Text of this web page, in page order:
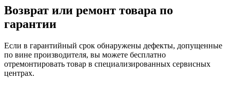
Возврат или ремонт товара по
гарантии
Если в гарантийный срок обнаружены дефекты, допущенные
по вине производителя, вы можете бесплатно
отремонтировать товар в специализированных сервисных
центрах.